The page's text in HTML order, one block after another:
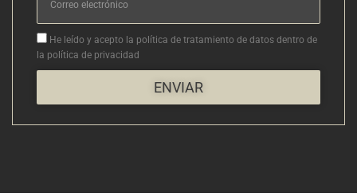
electrónico
Aceptacion
He leído y acepto la política de tratamiento de datos dentro de
la política de privacidad
ENVIAR